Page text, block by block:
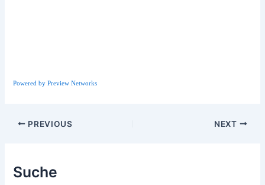
Suche
Powered by Preview Networks
Post
PREVIOUS NEXT